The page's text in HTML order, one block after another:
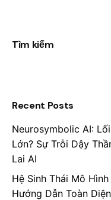
Tìm kiếm
Recent Posts
Neurosymbolic AI:
Lớn? Sự Trỗi Dậy
Lai AI
Hệ Sinh Thái Mô
Hướng Dẫn Toàn